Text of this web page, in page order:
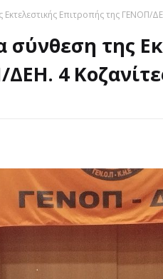
Επιτροπής της ΓΕΝΟΠ/
σύνθεση της
4